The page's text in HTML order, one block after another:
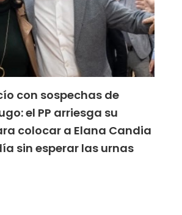
con sospechas de
el PP arriesga su
colocar a Elana Candia
sin esperar las urnas